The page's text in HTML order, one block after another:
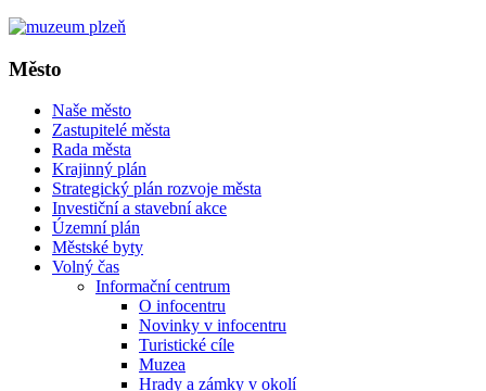
Město
Naše město
Zastupitelé města
Rada města
Krajinný plán
Strategický plán rozvoje města
Investiční a stavební akce
Územní plán
Městské byty
Volný čas
Informační centrum
O infocentru
Novinky v infocentru
Turistické cíle
Muzea
Hrady a zámky v okolí